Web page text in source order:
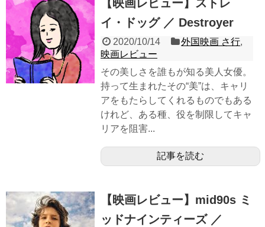
【映画レビュー】ストレ
イ・ドッグ ／ Destroyer
2020/10/14 外国映画 さ行,
映画レビュー
その美しさを誰もが知る美人女優。
持って生まれたその“美”は、キャリ
アをもたらしてくれるものでもある
けれど、ある種、役を制限してキャ
リアを阻害...
記事を読む
【映画レビュー】mid90s ミ
ッドナインティーズ ／